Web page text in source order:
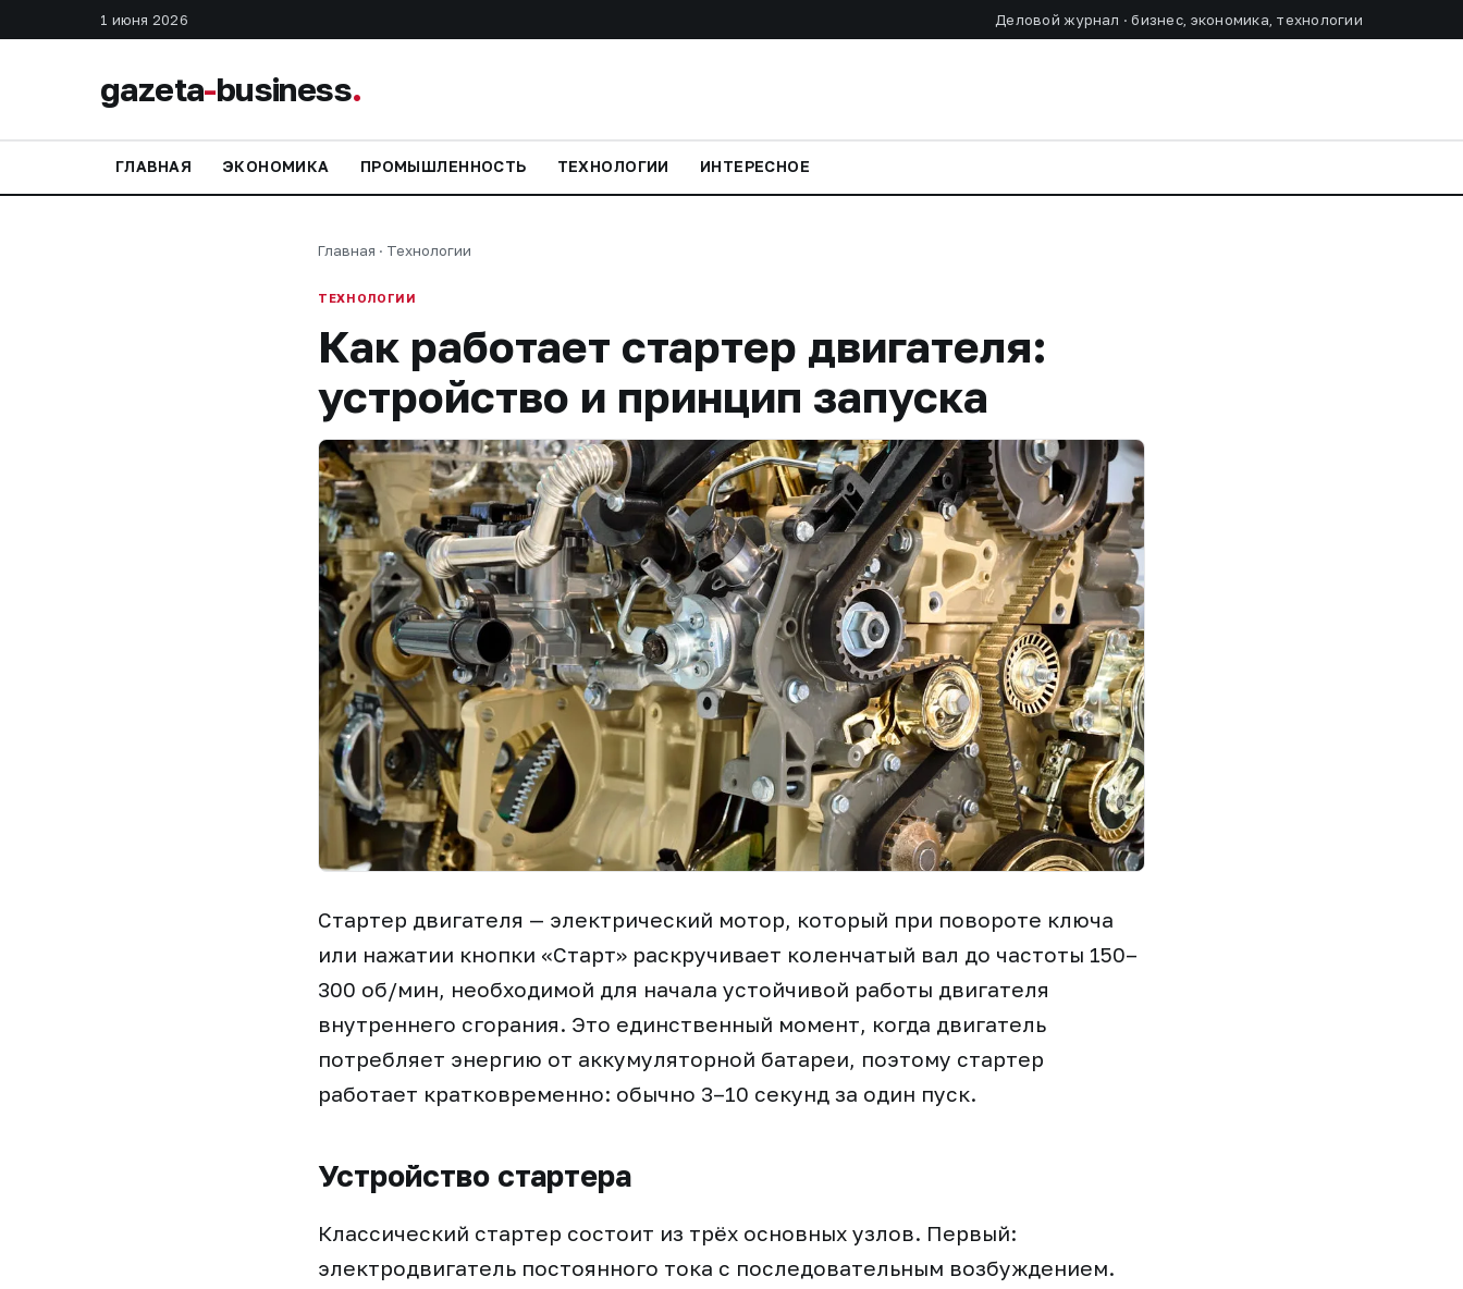
1 июня 2026 Деловой журнал · бизнес, экономика, технологии
gazeta-business.
ГЛАВНАЯ ЭКОНОМИКА ПРОМЫШЛЕННОСТЬ ТЕХНОЛОГИИ ИНТЕРЕСНОЕ
Главная · Технологии
ТЕХНОЛОГИИ
Как работает стартер двигателя:
устройство и принцип запуска
Стартер двигателя — электрический мотор, который при повороте ключа
или нажатии кнопки «Старт» раскручивает коленчатый вал до частоты 150–
300 об/мин, необходимой для начала устойчивой работы двигателя
внутреннего сгорания. Это единственный момент, когда двигатель
потребляет энергию от аккумуляторной батареи, поэтому стартер
работает кратковременно: обычно 3–10 секунд за один пуск.
Устройство стартера
Классический стартер состоит из трёх основных узлов. Первый:
электродвигатель постоянного тока с последовательным возбуждением.